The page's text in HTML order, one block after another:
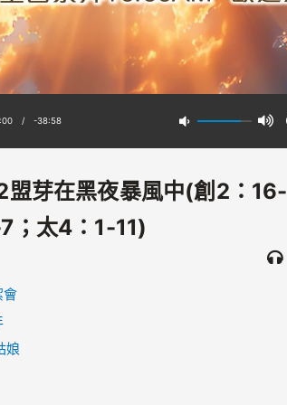
/ -38:58
芽在黑夜暴風中(創2：16-
；太4：1-11)
會
娘